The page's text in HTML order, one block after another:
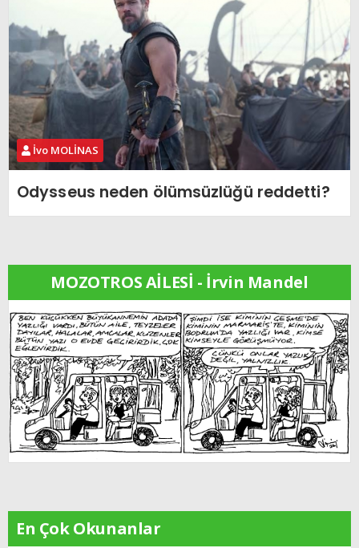
İvo MOLİNAS
Odysseus neden ölümsüzlüğü reddetti?
MOZOTROS AİLESİ - İrvin Mandel
En Çok Okunanlar